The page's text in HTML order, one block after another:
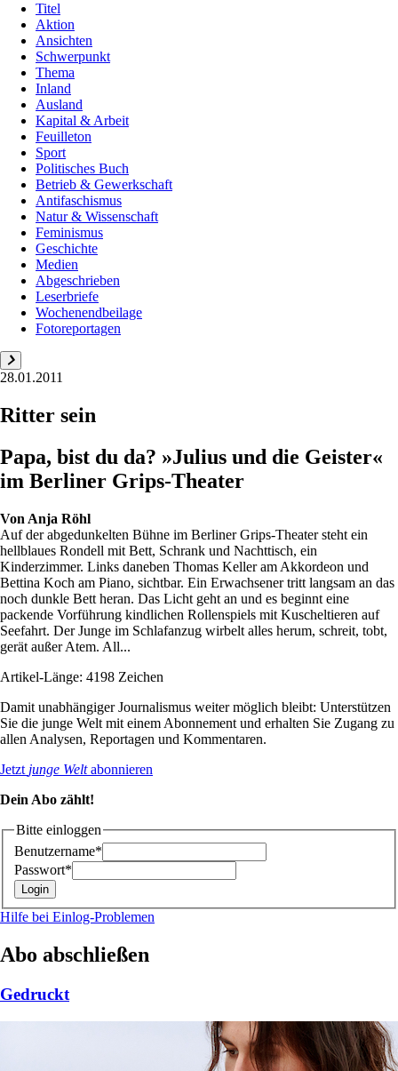
Titel
Aktion
Ansichten
Schwerpunkt
Thema
Inland
Ausland
Kapital & Arbeit
Feuilleton
Sport
Politisches Buch
Betrieb & Gewerkschaft
Antifaschismus
Natur & Wissenschaft
Feminismus
Geschichte
Medien
Abgeschrieben
Leserbriefe
Wochenendbeilage
Fotoreportagen
28.01.2011
Ritter sein
Papa, bist du da? »Julius und die Geister«
im Berliner Grips-Theater
Von Anja Röhl
Auf der abgedunkelten Bühne im Berliner Grips-Theater steht ein
hellblaues Rondell mit Bett, Schrank und Nachttisch, ein
Kinderzimmer. Links daneben Thomas Keller am Akkordeon und
Bettina Koch am Piano, sichtbar. Ein Erwachsener tritt langsam an das
noch dunkle Bett heran. Das Licht geht an und es beginnt eine
packende Vorführung kindlichen Rollenspiels mit Kuscheltieren auf
Seefahrt. Der Junge im Schlafanzug wirbelt alles herum, schreit, tobt,
gerät außer Atem. All...
Artikel-Länge: 4198 Zeichen
Damit unabhängiger Journalismus weiter möglich bleibt: Unterstützen
Sie die junge Welt mit einem Abonnement und erhalten Sie Zugang zu
allen Analysen, Reportagen und Kommentaren.
Jetzt junge Weltabonnieren
Dein Abo zählt!
Bitte einloggen
Benutzername*
Passwort*
Hilfe bei Einlog-Problemen
Abo abschließen
Gedruckt